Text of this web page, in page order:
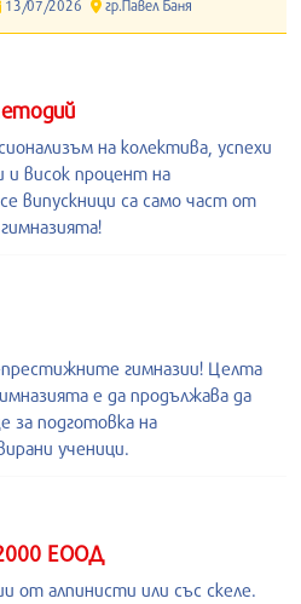
13/07/2026 гр.Павел Баня
на колектива, успехи
и висок процент на
випускници са само част от
гимназии! Целта
е да продължава да
за подготовка на
ученици.
ЕООД
от алпинисти или със скеле.